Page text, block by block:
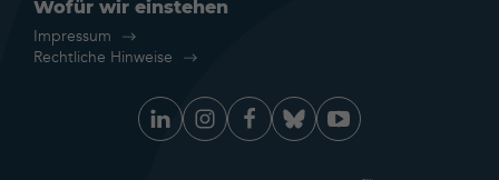
Wofür wir einstehen
Impressum
Rechtliche Hinweise